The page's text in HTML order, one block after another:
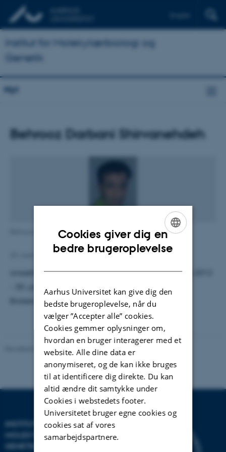
Institut for Molekylærbiologi og
Genetik
Nyt
Behrooz Darbani Shirvanehdeh
Behrooz Darbani Shirvanehdeh
Lisbeth Heilesen
ansættes som videnskabelig assistent fra 10. marts 2012
Bioteknologi, Flakkebjerg.
Revideret 09.12.2025 Helene Eriksen
INSTITUT FOR
MOLEKYLÆRBIOLOGI OG
GENETIK
ENGLISH
Cookies giver dig en
bedre brugeroplevelse
Aarhus Universitet kan give dig den
bedste brugeroplevelse, når du
vælger ”Accepter alle” cookies.
Cookies gemmer oplysninger om,
hvordan en bruger interagerer med et
website. Alle dine data er
anonymiseret, og de kan ikke bruges
til at identificere dig direkte. Du kan
altid ændre dit samtykke under
Cookies i webstedets footer.
Universitetet bruger egne cookies og
cookies sat af vores
samarbejdspartnere.